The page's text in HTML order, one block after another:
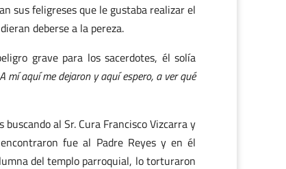
sus feligreses que le gustaba realizar el
deberse a la pereza.
grave para los sacerdotes, él solía
A mí aquí me dejaron y aquí espero, a ver qué
al Sr. Cura Francisco Vizcarra y
fue al Padre Reyes y en él
del templo parroquial, lo torturaron